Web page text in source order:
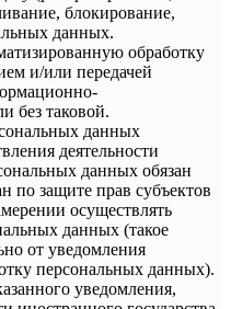
блокирование,
данных.
обработку
и/или передачей
без таковой.
данных
деятельности
данных обязан
по защите прав субъектов
осуществлять
данных (такое
от уведомления
персональных данных).
уведомления,